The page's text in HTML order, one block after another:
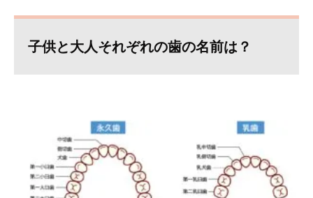
子供と大人それぞれの歯の名前は？